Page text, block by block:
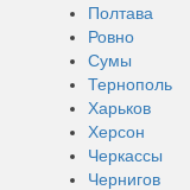
Полтава
Ровно
Сумы
Тернополь
Харьков
Херсон
Черкассы
Чернигов